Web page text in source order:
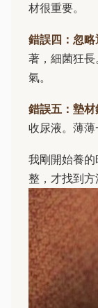
材很重要。
錯誤四：忽略
著，細菌狂
氣。
錯誤五：墊材
收尿液。薄薄
我剛開始養
整，才找到方